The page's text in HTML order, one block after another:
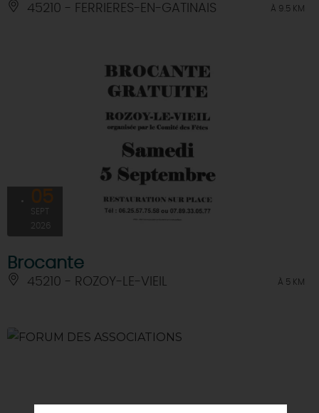
45210 - FERRIERES-EN-GATINAIS À 9.5 KM
05
SEPT
2026
Brocante
45210 - ROZOY-LE-VIEIL À 5 KM